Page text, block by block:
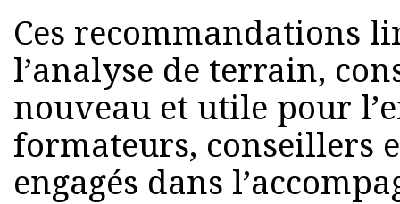
Ces recommandations
l’analyse de terrain,
nouveau et utile pour
formateurs, conseillers
engagés dans